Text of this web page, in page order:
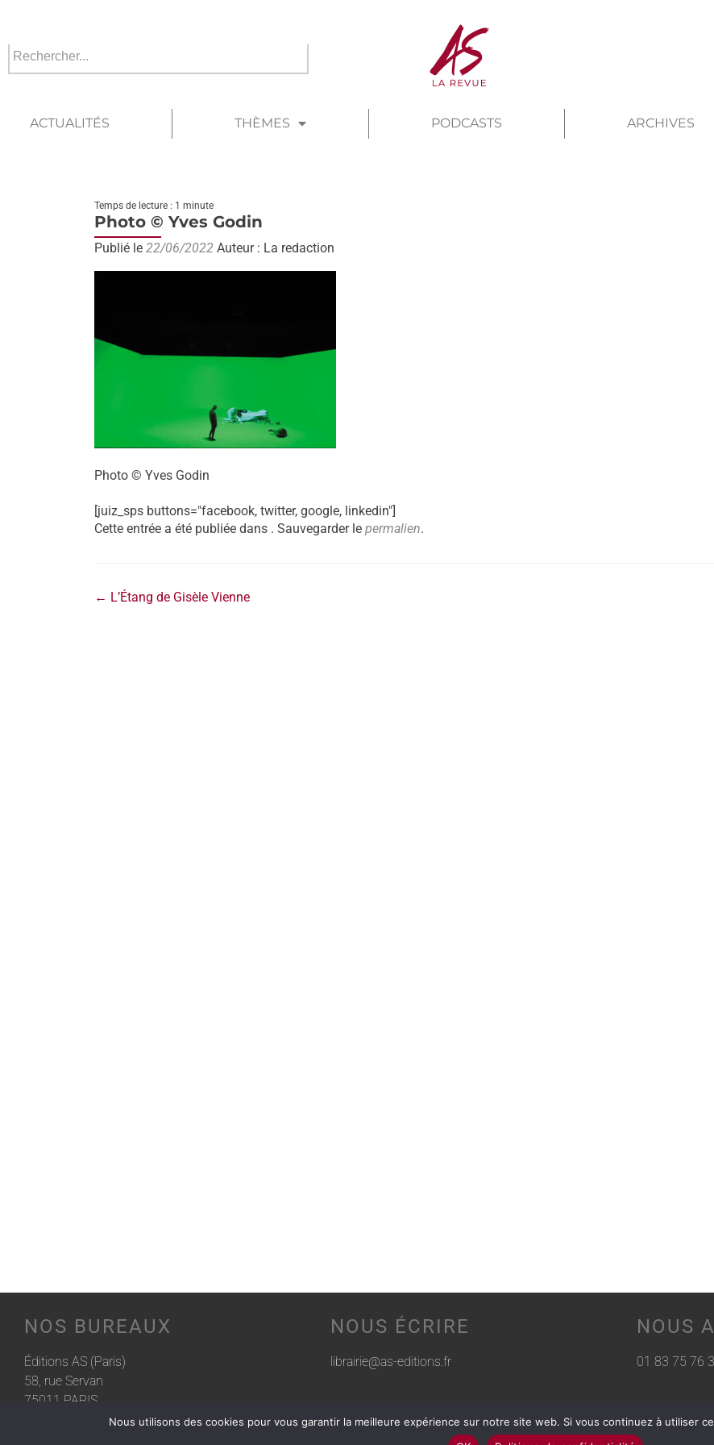
ACTUALITÉS THÈMES PODCASTS ARCHIVES
Temps de lecture : 1 minute
Photo © Yves Godin
Publié le 22/06/2022 Auteur : La redaction
Photo © Yves Godin
[juiz_sps buttons="facebook, twitter, google, linkedin"]
Cette entrée a été publiée dans . Sauvegarder le permalien.
← L’Étang de Gisèle Vienne
NOS BUREAUX
Éditions AS (Paris)
58, rue Servan
75011 PARIS
NOUS ÉCRIRE
librairie@as-editions.fr
NOUS
01 83 75 76
Nous utilisons des cookies pour vous garantir la meilleure expérience sur notre site web. Si vous continuez à utiliser